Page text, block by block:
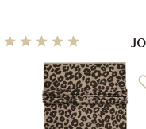
Durchschnittliche